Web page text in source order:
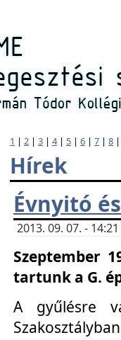
1 | 2 | 3 | 4| 5 | 6 | 7 | 8
Hírek
Évnyitó
2013. 09. 07. -
Szeptember
tartunk a G.
A gyűlésre